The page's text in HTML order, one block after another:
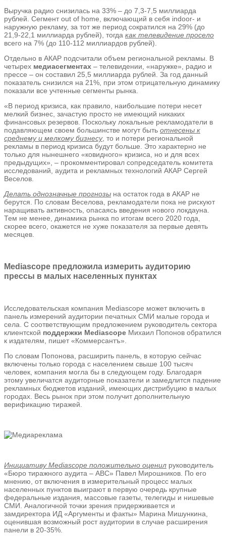
Выручка радио снизилась на 33% – до 7,3-7,5 миллиарда
рублей. Сегмент out of home, включающий в себя indoor- и
наружную рекламу, за тот же период сократился на 29% (до
21,9-22,1 миллиарда рублей), тогда как телевидение просело
всего на 7% (до 110-112 миллиардов рублей).
Отдельно в АКАР подсчитали объем региональной рекламы. В
четырех медиасегментах – телевидении, «наружке», радио и
прессе – он составил 25,5 миллиарда рублей. За год данный
показатель снизился на 21%, при этом отрицательную динамику
показали все учтенные сегменты рынка.
«В период кризиса, как правило, наибольшие потери несет
мелкий бизнес, зачастую просто не имеющий никаких
финансовых резервов. Поскольку локальные рекламодатели в
подавляющем своем большинстве могут быть отнесены к
среднему и мелкому бизнесу, то и потери региональной
рекламы в период кризиса будут больше. Это характерно не
только для нынешнего «ковидного» кризиса, но и для всех
предыдущих», – прокомментировал сопредседатель комитета
исследований, аудита и рекламных технологий АКАР Сергей
Веселов.
Делать однозначные прогнозы на остаток года в АКАР не
берутся. По словам Веселова, рекламодатели пока не рискуют
наращивать активность, опасаясь введения нового локдауна.
Тем не менее, динамика рынка по итогам всего 2020 года,
скорее всего, окажется не хуже показателя за первые девять
месяцев.
Mediascope предложила измерить аудиторию
прессы в малых населенных пунктах
Исследовательская компания Mediascope может включить в
панель измерений аудитории печатных СМИ малые города и
села. С соответствующим предложением руководитель сектора
клиентской поддержки Mediascope Михаил Попонов обратился
к издателям, пишет «Коммерсантъ».
По словам Попонова, расширить панель, в которую сейчас
включены только города с населением свыше 100 тысяч
человек, компания могла бы в следующем году. Благодаря
этому увеличатся аудиторные показатели и замедлится падение
рекламных бюджетов изданий, имеющих дистрибуцию в малых
городах. Весь рынок при этом получит дополнительную
верификацию тиражей.
Инициативу Mediascope положительно оценил руководитель
«Бюро тиражного аудита – АВС» Павел Мирошников. По его
мнению, от включения в измерительный процесс малых
населенных пунктов выиграют в первую очередь крупные
федеральные издания, массовые газеты, телегиды и нишевые
СМИ. Аналогичной точки зрения придерживается и
замдиректора ИД «Аргументы и факты» Марина Мишункина,
оценившая возможный рост аудитории в случае расширения
панели в 20-35%.